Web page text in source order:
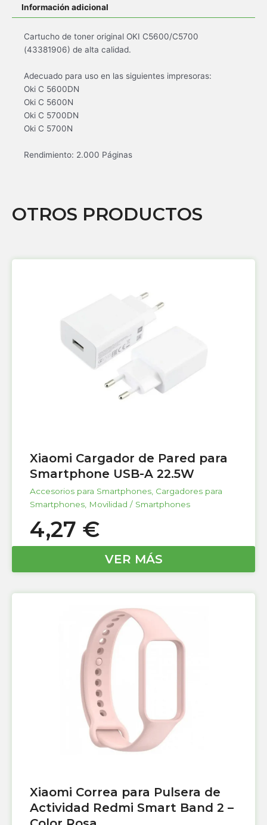
Información adicional
Cartucho de toner original OKI C5600/C5700
(43381906) de alta calidad.
Adecuado para uso en las siguientes impresoras:
Oki C 5600DN
Oki C 5600N
Oki C 5700DN
Oki C 5700N
Rendimiento: 2.000 Páginas
OTROS PRODUCTOS
Xiaomi Cargador de Pared para
Smartphone USB-A 22.5W
Accesorios para Smartphones, Cargadores para
Smartphones, Movilidad / Smartphones
4,27 €
VER MÁS
Xiaomi Correa para Pulsera de
Actividad Redmi Smart Band 2 –